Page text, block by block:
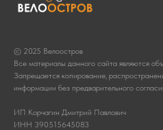
© 2025 Велоостров
Все материалы данного сайта являются
Запрещается копирование,
информации без предварительного
ИП Корчагин Дмитрий Павлович
ИНН 390515645083